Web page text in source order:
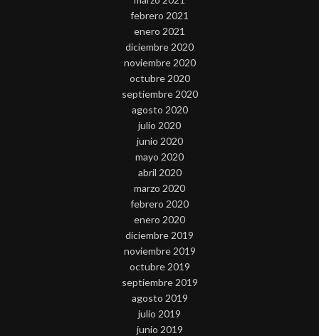
febrero 2021
enero 2021
diciembre 2020
noviembre 2020
octubre 2020
septiembre 2020
agosto 2020
julio 2020
junio 2020
mayo 2020
abril 2020
marzo 2020
febrero 2020
enero 2020
diciembre 2019
noviembre 2019
octubre 2019
septiembre 2019
agosto 2019
julio 2019
junio 2019